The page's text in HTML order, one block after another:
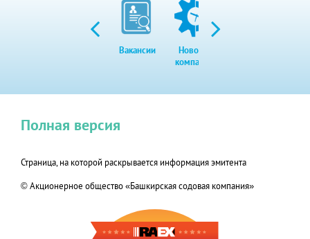
Вакансии
Новости
компании
Страница, на которой раскрывается информация эмитента
© Акционерное общество «Башкирская содовая компания»
Полная версия